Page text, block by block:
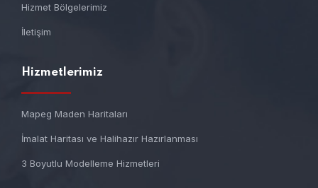
Hizmet Bölgelerimiz
İletişim
Hizmetlerimiz
Mapeg Maden Haritaları
İmalat Haritası ve Halihazır Hazırlanması
3 Boyutlu Modelleme Hizmetleri